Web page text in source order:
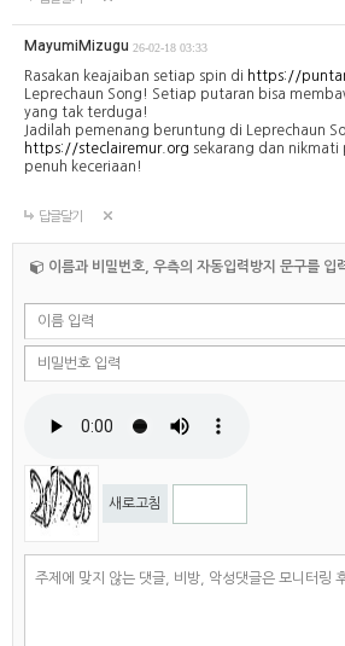
MayumiMizugu 26-02-18 03:33
Rasakan keajaiban setiap spin di https://
Leprechaun Song! Setiap putaran bisa
yang tak terduga!
Jadilah pemenang beruntung di Leprechaun
https://steclairemur.org sekarang dan
penuh keceriaan!
답글달기
이름과 비밀번호, 우측의 자동입력방지 문구를 입
새로고침